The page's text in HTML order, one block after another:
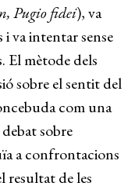
Pugio fidei), va
va intentar sense
El mètode dels
sobre el sentit del
com una
sobre
a confrontacions
resultat de les